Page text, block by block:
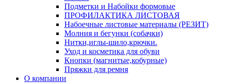
Подметки и Набойки формовые
ПРОФИЛАКТИКА ЛИСТОВАЯ
Набоечные листовые материалы (РЕЗИТ)
Молния и бегунки (собачки)
Нитки,иглы-шило,крючки.
Уход и косметика для обуви
Кнопки (магнитые,кобурные)
Пряжки для ремня
О компании